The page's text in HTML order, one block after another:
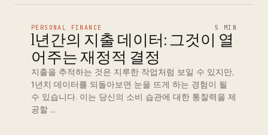
PERSONAL FINANCE 5 MIN
1년간의 지출 데이터: 그것이 열
어주는 재정적 결정
지출을 추적하는 것은 지루한 작업처럼 보일 수 있지만,
1년치 데이터를 되돌아보면 눈을 뜨게 하는 경험이 될
수 있습니다. 이는 당신의 소비 습관에 대한 통찰력을 제
공할 …